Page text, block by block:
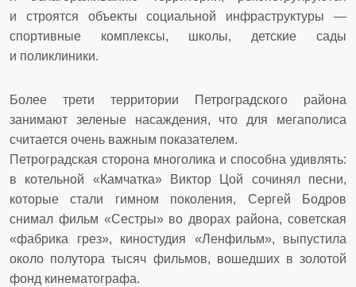
и строятся объекты социальной инфраструктуры —
спортивные комплексы, школы, детские сады
и поликлиники.
Более трети территории Петроградского района
занимают зеленые насаждения, что для мегаполиса
считается очень важным показателем.
Петроградская сторона многолика и способна удивлять:
в котельной «Камчатка» Виктор Цой сочинял песни,
которые стали гимном поколения, Сергей Бодров
снимал фильм «Сестры» во дворах района, советская
«фабрика грез», киностудия «Ленфильм», выпустила
около полутора тысяч фильмов, вошедших в золотой
фонд кинематографа.